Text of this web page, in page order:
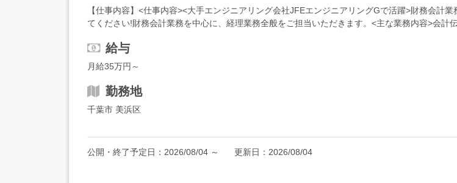
【仕事内容】<仕事内容><大手エンジニアリング会社JFEエンジニアリングGで活躍>財務会計
てください!財務会計業務を中心に、経理業務全般をご担当いただきます。<主な業務内容>会
給与
月給35万円～
勤務地
千葉市 美浜区
公開・終了予定日： 2026/08/04 ～ 更新日： 2026/08/04